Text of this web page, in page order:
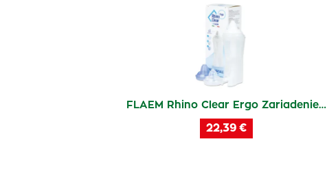
FLAEM Rhino Clear Ergo Zariadenie…
22,39 €